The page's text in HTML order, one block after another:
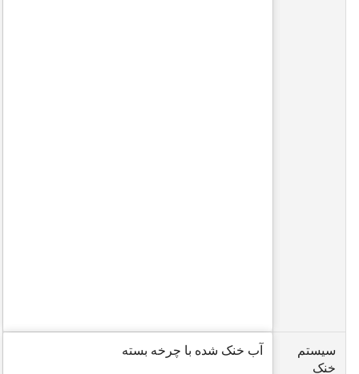
سیستم
خنک
آب خنک شده با چرخه بسته